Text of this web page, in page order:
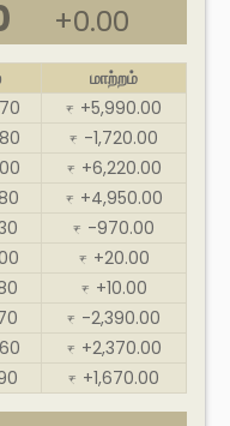
+0.00
மாற்றம்
₹ +5,990.00
₹ -1,720.00
₹ +6,220.00
₹ +4,950.00
₹ -970.00
₹ +20.00
₹ +10.00
₹ -2,390.00
₹ +2,370.00
₹ +1,670.00